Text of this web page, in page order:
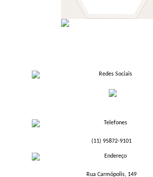
(11) 95872-9101
Rua Carmópolis, 149